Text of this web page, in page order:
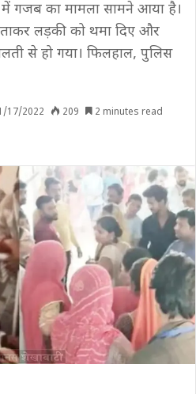
गजब का मामला सामने आया है।
लड़की को थमा दिए और
से हो गया। फिलहाल, पुलिस
17/2022 209 2 minutes read